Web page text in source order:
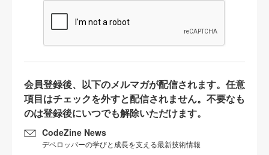
会員登録後、以下のメルマガが配信されます。任意
項目はチェックを外すと配信されません。不要なも
のは登録後にいつでも解除いただけます。
CodeZine News
デベロッパーの学びと成長を支える最新技術情報